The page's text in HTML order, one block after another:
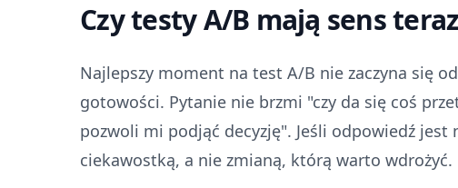
Czy testy A/B mają sens teraz
Najlepszy moment na test A/B nie zaczyna się
gotowości. Pytanie nie brzmi "czy da się coś
pozwoli mi podjąć decyzję". Jeśli odpowiedź jest
ciekawostką, a nie zmianą, którą warto wdrożyć.